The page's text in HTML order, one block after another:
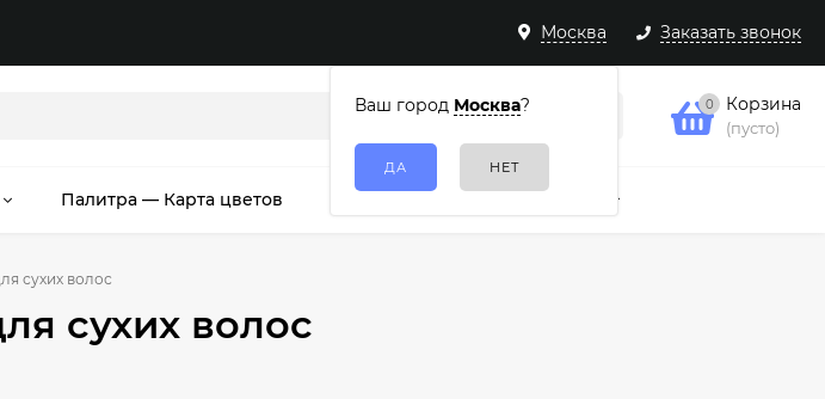
Москва
Ваш город Москва?
Заказать звонок
0 Корзина
(пусто)
Палитра — Карта цветов
сухих волос
сухих волос